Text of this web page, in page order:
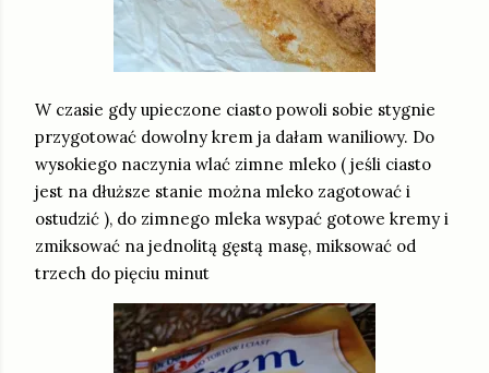
W czasie gdy upieczone ciasto powoli sobie stygnie
przygotować dowolny krem ja dałam waniliowy. Do
wysokiego naczynia wlać zimne mleko ( jeśli ciasto
jest na dłuższe stanie można mleko zagotować i
ostudzić ), do zimnego mleka wsypać gotowe kremy i
zmiksować na jednolitą gęstą masę, miksować od
trzech do pięciu minut